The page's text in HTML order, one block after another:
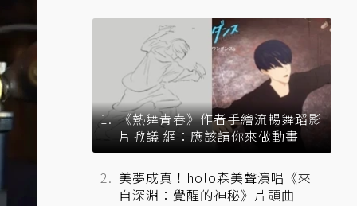
《熱舞青春》作者手繪流暢舞蹈影
片掀議 網：應該請你來做動畫
美夢成真！holo森美聲演唱《來
自深淵：覺醒的神秘》片頭曲